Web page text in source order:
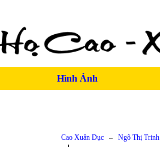
Hình Ảnh
Cao Xuân Dục – Ngô Thị Trinh